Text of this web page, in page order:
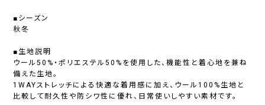
■シーズン
秋冬
■生地説明
ウール50%・ポリエステル50%を使用した、機能性と着心地を兼ね
備えた生地。
1WAYストレッチによる快適な着用感に加え、ウール100%生地と
比較して耐久性や防シワ性に優れ、日常使いしやすい素材です。